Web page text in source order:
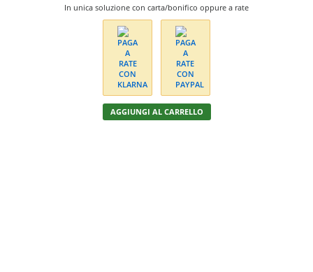
In unica soluzione con carta/bonifico oppure a rate
AGGIUNGI AL CARRELLO